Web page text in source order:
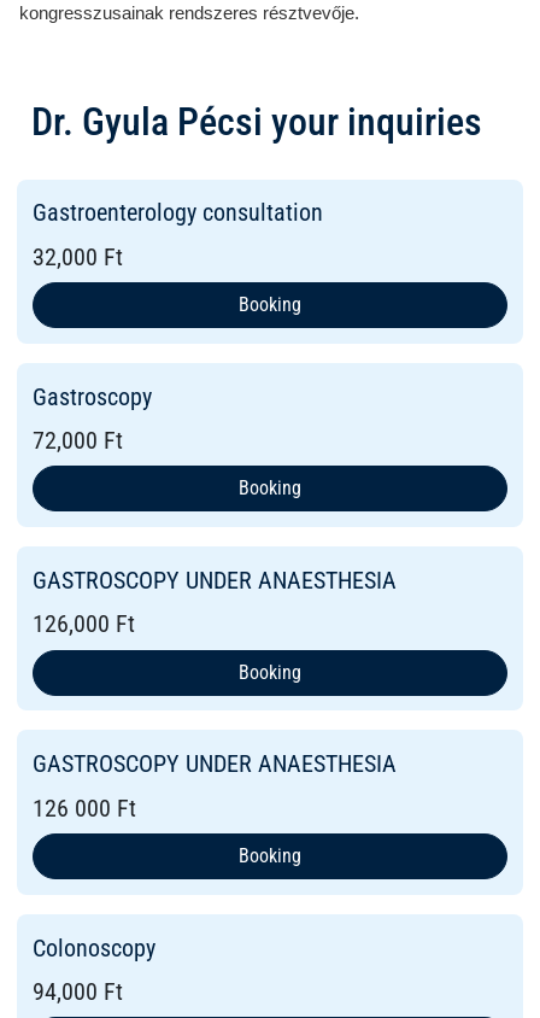
kongresszusainak rendszeres résztvevője.
Dr. Gyula Pécsi your inquiries
Gastroenterology consultation
32,000 Ft
Booking
Gastroscopy
72,000 Ft
Booking
GASTROSCOPY UNDER ANAESTHESIA
126,000 Ft
Booking
GASTROSCOPY UNDER ANAESTHESIA
126 000 Ft
Booking
Colonoscopy
94,000 Ft